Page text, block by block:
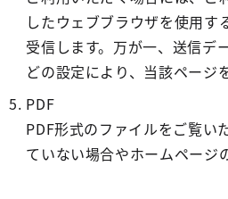
したウェブブラウザを使用
受信します。万が一、送信デ
どの設定により、当該ページ
PDF
PDF形式のファイルをご覧
ていない場合やホームページ